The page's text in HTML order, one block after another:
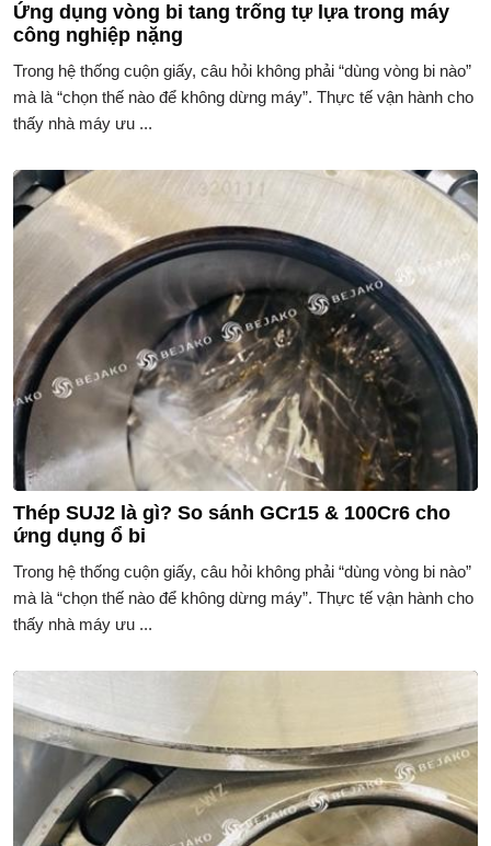
Ứng dụng vòng bi tang trống tự lựa trong máy
công nghiệp nặng
Trong hệ thống cuộn giấy, câu hỏi không phải “dùng vòng bi nào”
mà là “chọn thế nào để không dừng máy”. Thực tế vận hành cho
thấy nhà máy ưu ...
Thép SUJ2 là gì? So sánh GCr15 & 100Cr6 cho
ứng dụng ổ bi
Trong hệ thống cuộn giấy, câu hỏi không phải “dùng vòng bi nào”
mà là “chọn thế nào để không dừng máy”. Thực tế vận hành cho
thấy nhà máy ưu ...